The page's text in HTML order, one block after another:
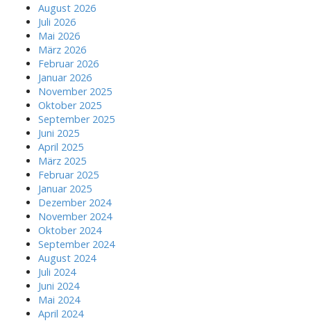
August 2026
Juli 2026
Mai 2026
März 2026
Februar 2026
Januar 2026
November 2025
Oktober 2025
September 2025
Juni 2025
April 2025
März 2025
Februar 2025
Januar 2025
Dezember 2024
November 2024
Oktober 2024
September 2024
August 2024
Juli 2024
Juni 2024
Mai 2024
April 2024